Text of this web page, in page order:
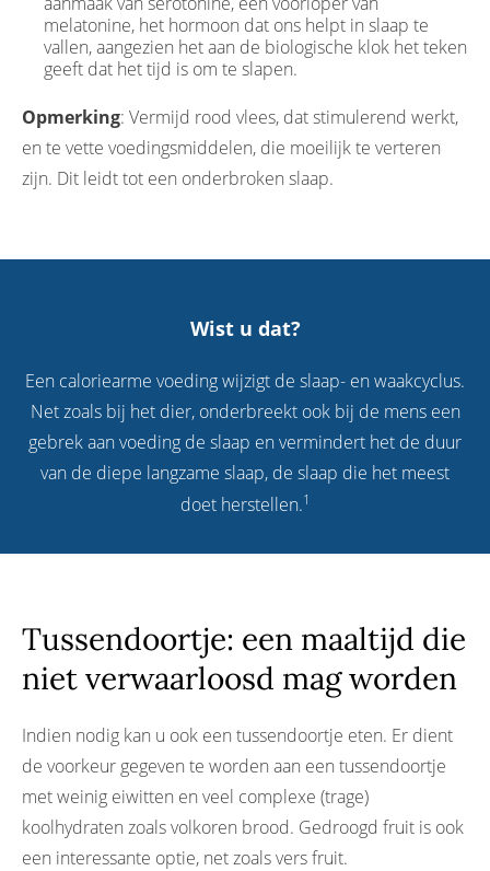
melatonine, het hormoon dat ons helpt in slaap te
vallen, aangezien het aan de biologische klok het teken
geeft dat het tijd is om te slapen.
Opmerking: Vermijd rood vlees, dat stimulerend werkt,
en te vette voedingsmiddelen, die moeilijk te verteren
zijn. Dit leidt tot een onderbroken slaap.
Wist u dat?
Een caloriearme voeding wijzigt de slaap- en waakcyclus.
Net zoals bij het dier, onderbreekt ook bij de mens een
gebrek aan voeding de slaap en vermindert het de duur
van de diepe langzame slaap, de slaap die het meest
doet herstellen.1
Tussendoortje: een maaltijd die
niet verwaarloosd mag worden
Indien nodig kan u ook een tussendoortje eten. Er dient
de voorkeur gegeven te worden aan een tussendoortje
met weinig eiwitten en veel complexe (trage)
koolhydraten zoals volkoren brood. Gedroogd fruit is ook
een interessante optie, net zoals vers fruit.